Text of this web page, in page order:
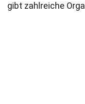
gibt zahlreiche